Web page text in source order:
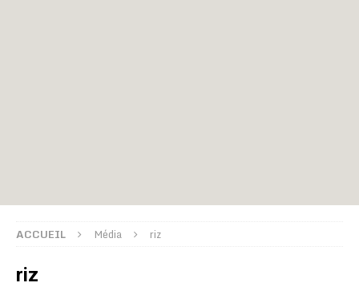
ACCUEIL Média riz
riz